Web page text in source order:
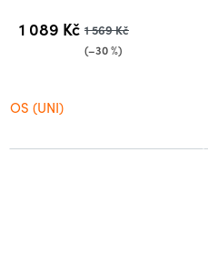
1 089 Kč 1 569 Kč
(–30 %)
OS (UNI)